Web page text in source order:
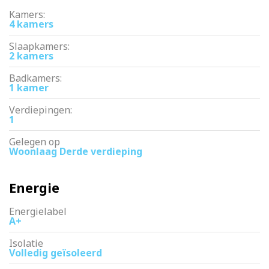
letterlijk voor de deur. Ik nodig je graag uit voor een
bezichtiging.
Kamers:
4 kamers
Slaapkamers:
2 kamers
Badkamers:
1 kamer
Verdiepingen:
1
Gelegen op
Woonlaag Derde verdieping
Energie
Energielabel
A+
Isolatie
Volledig geïsoleerd